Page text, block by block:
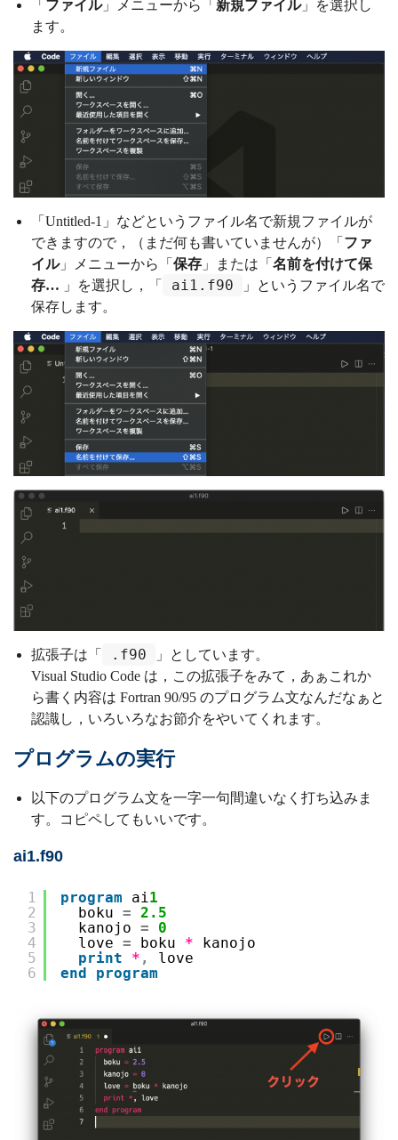
「 ファイル」メニューから「 新規ファイル」を選択し
ます。
「Untitled-1」などというファイル名で新規ファイルが
できますので，（まだ何も書いていませんが）「 ファ
イル」メニューから「 保存 」または「 名前を付けて保
存… 」を選択し，「 ai1.f90
」というファイル名で
保存します。
拡張子は「 .f90
」としています。
Visual Studio Code は，この拡張子をみて，あぁこれか
ら書く内容は Fortran 90/95 のプログラム文なんだなぁと
認識し，いろいろなお節介をやいてくれます。
プログラムの実行
以下のプログラム文を一字一句間違いなく打ち込みま
す。コピペしてもいいです。
ai1.f90
1
2
3
4
5
6
program ai1
boku = 2.5
kanojo =
0
love = boku *
kanojo
print
* ,
love
end
program